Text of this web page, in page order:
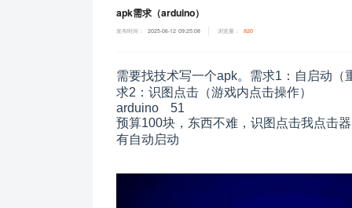
apk需求（arduino）
发布时间： 2025-06-12 09:25:08 浏览量： 820
需要找技术写一个apk。需求1：自启动（
求2：识图点击（游戏内点击操作）
arduino 51
预算100块，东西不难，识图点击我点击
有自动启动